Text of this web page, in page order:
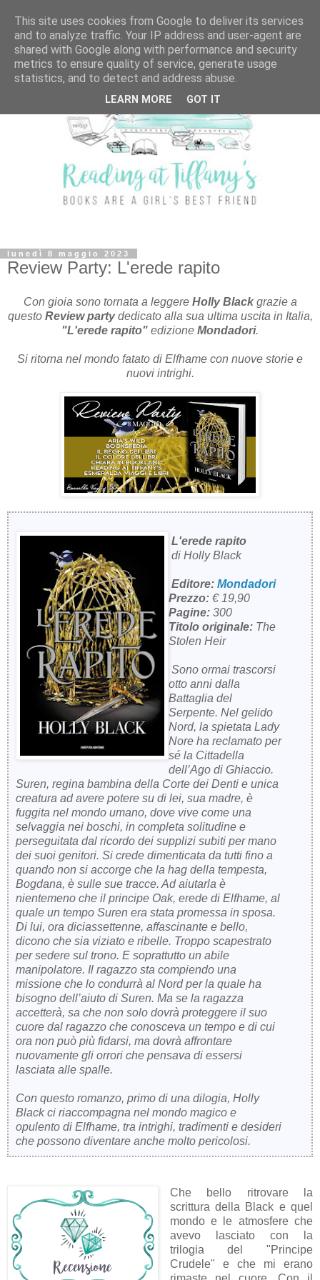
lunedì 8 maggio 2023
Review Party: L'erede rapito
Con gioia sono tornata a leggere Holly Black grazie a
questo Review partydedicato alla sua ultima uscita in Italia,
"L'erede rapito" edizione Mondadori.
Si ritorna nel mondo fatato di Elfhame con nuove storie e
nuovi intrighi.
L'erede rapito
di Holly Black
Editore:Mondadori
Prezzo: € 19,90
Pagine:300
Titolo originale: The
Stolen Heir
Sono ormai trascorsi
otto anni dalla
Battaglia del
Serpente. Nel gelido
Nord, la spietata Lady
Nore ha reclamato per
sé la Cittadella
dell’Ago di Ghiaccio.
Suren, regina bambina della Corte dei Denti e unica
creatura ad avere potere su di lei, sua madre, è
fuggita nel mondo umano, dove vive come una
selvaggia nei boschi, in completa solitudine e
perseguitata dal ricordo dei supplizi subiti per mano
dei suoi genitori. Si crede dimenticata da tutti fino a
quando non si accorge che la hag della tempesta,
Bogdana, è sulle sue tracce. Ad aiutarla è
nientemeno che il principe Oak, erede di Elfhame, al
quale un tempo Suren era stata promessa in sposa.
Di lui, ora diciassettenne, affascinante e bello,
dicono che sia viziato e ribelle. Troppo scapestrato
per sedere sul trono. E soprattutto un abile
manipolatore. Il ragazzo sta compiendo una
missione che lo condurrà al Nord per la quale ha
bisogno dell’aiuto di Suren. Ma se la ragazza
accetterà, sa che non solo dovrà proteggere il suo
cuore dal ragazzo che conosceva un tempo e di cui
ora non può più fidarsi, ma dovrà affrontare
nuovamente gli orrori che pensava di essersi
lasciata alle spalle.
Con questo romanzo, primo di una dilogia, Holly
Black ci riaccompagna nel mondo magico e
opulento di Elfhame, tra intrighi, tradimenti e desideri
che possono diventare anche molto pericolosi.
Che bello ritrovare la
scrittura della Black e quel
mondo e le atmosfere che
avevo lasciato con la
trilogia del "Principe
Crudele" e che mi erano
This site uses cookies from Google to deliver its services
and to analyze traffic. Your IP address and user-agent are
shared with Google along with performance and security
metrics to ensure quality of service, generate usage
statistics, and to detect and address abuse.
LEARN MORE GOT IT